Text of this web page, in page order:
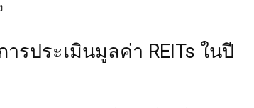
ประเมินมูลค่า REITs ในปี